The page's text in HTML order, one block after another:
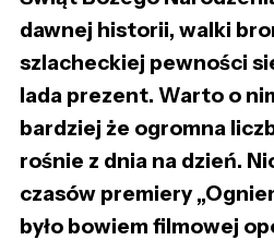
dawnej historii, walki
szlacheckiej pewności
lada prezent. Warto o
bardziej że ogromna
rośnie z dnia na dzień.
czasów premiery
było bowiem filmowej